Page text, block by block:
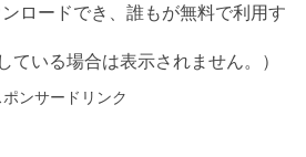
ロードでき、誰もが無料で利用す
ている場合は表示されません。）
ポンサードリンク